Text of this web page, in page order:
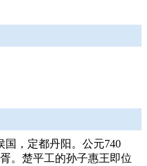
，定都丹阳。公元740
。楚平工的孙子惠王即位